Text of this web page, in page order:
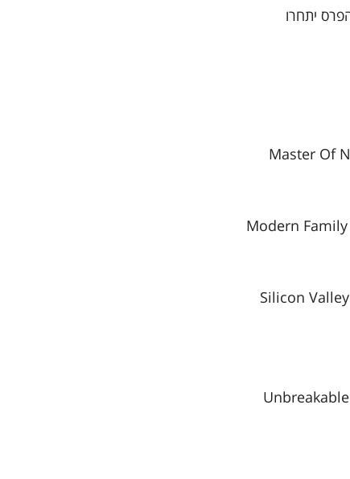
יתחרו
Master Of
Modern
Silicon